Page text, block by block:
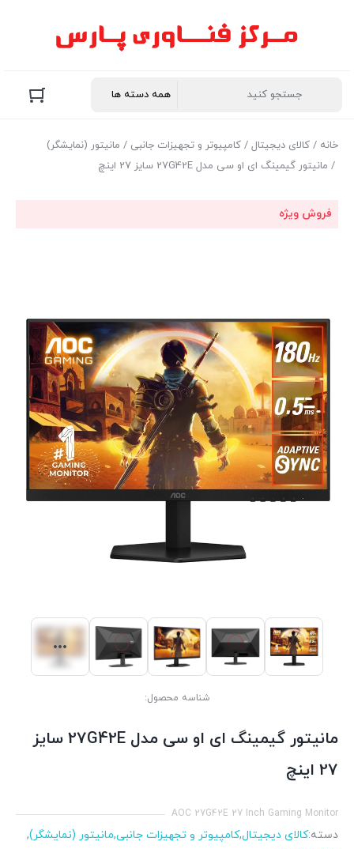
خانه / کالای دیجیتال / کامپیوتر و تجهیزات جانبی / مانیتور (نمایشگر)
/ مانیتور گیمینگ ای او سی مدل 27G42E سایز 27 اینچ
فروش ویژه
شناسه محصول:
مانیتور گیمینگ ای او سی مدل 27G42E سایز
27 اینچ
AOC 27G42E 27 Inch Gaming Monitor
دسته:کالای دیجیتال,کامپیوتر و تجهیزات جانبی,مانیتور (نمایشگر),